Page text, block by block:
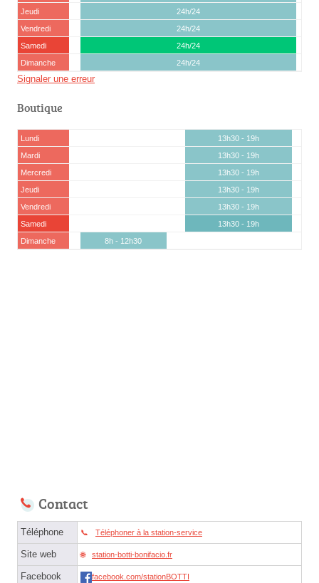
Jeudi
24h/24
Vendredi
24h/24
Samedi
24h/24
Dimanche
24h/24
Signaler une erreur
Boutique
Lundi
13h30 - 19h
Mardi
13h30 - 19h
Mercredi
13h30 - 19h
Jeudi
13h30 - 19h
Vendredi
13h30 - 19h
Samedi
13h30 - 19h
Dimanche
8h - 12h30
Contact
Téléphone Téléphoner à la station-service
Site web station-botti-bonifacio.fr
Facebook facebook.com/stationBOTTI